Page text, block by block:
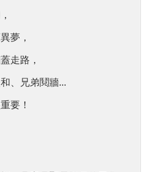
夢，
走路，
、兄弟鬩牆...
要！